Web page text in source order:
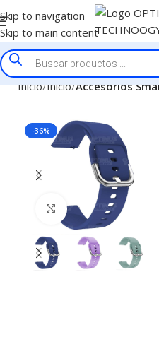
Skip to navigation
Skip to main content
Inicio Inicio Accesorios
-36%
Click to enlarge